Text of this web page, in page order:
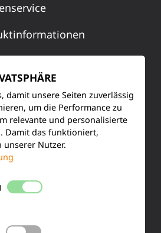
2
damit unsere Seiten zuverlässig
um die Performance zu
relevante und personalisierte
Damit das funktioniert,
unserer Nutzer.